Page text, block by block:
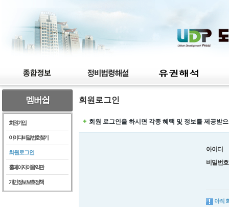
회원가입
아이디/비밀번호찾기
회원로그인
홈페이지이용약관
개인정보보호정책
회원로그인
회원 로그인을 하시면 각종 혜택 및 정보를 제공받
아이디
비밀번호
아직